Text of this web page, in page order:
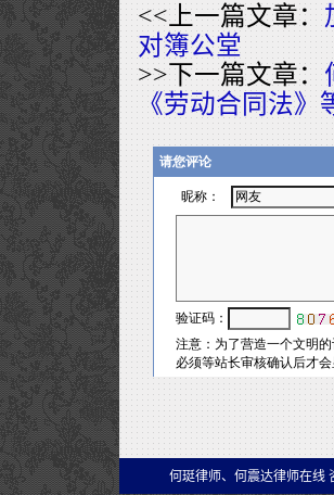
<<上一篇文章：
对簿公堂
>>下一篇文章：
《劳动合同法》
何珽律师、何震达律师在线